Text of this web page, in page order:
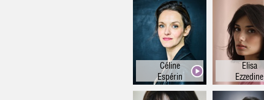
Céline
Espérin
Elisa
Ezzedine